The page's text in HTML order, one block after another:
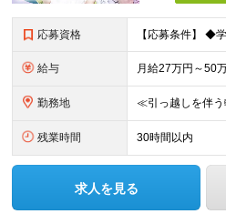
応募資格
給与
勤務地
残業時間 30時間以内
求人を見る